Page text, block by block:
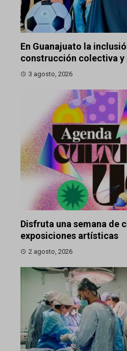
En Guanajuato la
construcción colectiva y
3 agosto, 2026
Disfruta una semana de
exposiciones artísticas
2 agosto, 2026